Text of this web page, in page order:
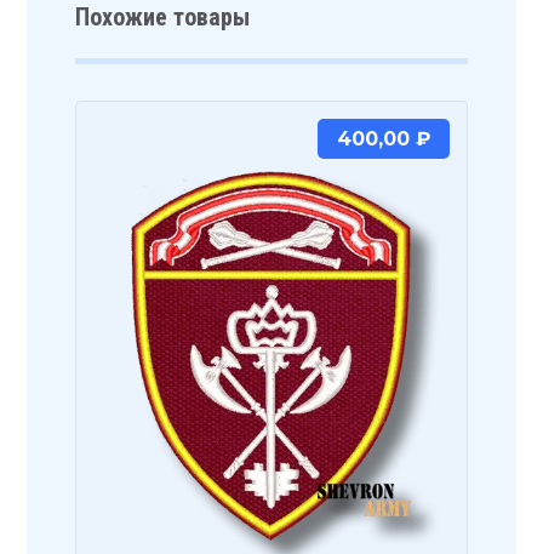
Похожие товары
400,00 ₽